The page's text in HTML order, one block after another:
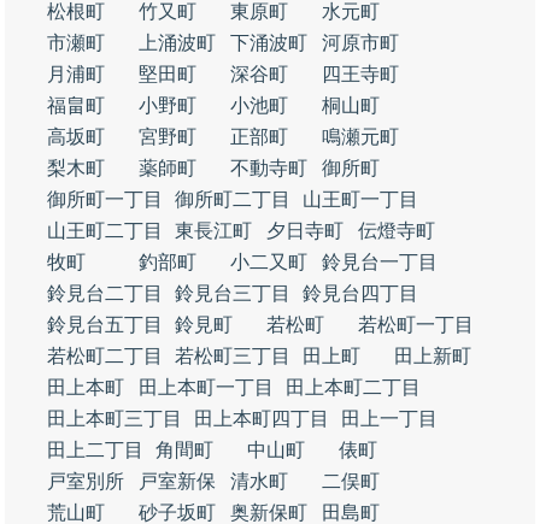
松根町
竹又町 東原町
水元町
市瀬町
上涌波町 下涌波町
河原市町
月浦町
堅田町 深谷町
四王寺町
福畠町
小野町 小池町
桐山町
高坂町
宮野町 正部町
鳴瀬元町
梨木町
薬師町 不動寺町
御所町
御所町一丁目
御所町二丁目
山王町一丁目
山王町二丁目
東長江町 夕日寺町
伝燈寺町
牧町
釣部町 小二又町
鈴見台一丁目
鈴見台二丁目
鈴見台三丁目
鈴見台四丁目
鈴見台五丁目
鈴見町 若松町
若松町一丁目
若松町二丁目
若松町三丁目 田上町
田上新町
田上本町
田上本町一丁目
田上本町二丁目
田上本町三丁目
田上本町四丁目
田上一丁目
田上二丁目
角間町 中山町
俵町
戸室別所
戸室新保 清水町
二俣町
荒山町
砂子坂町 奥新保町
田島町